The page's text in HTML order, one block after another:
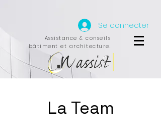
Assistance & conseils
bâtiment et architecture.
Se connecter
La Team